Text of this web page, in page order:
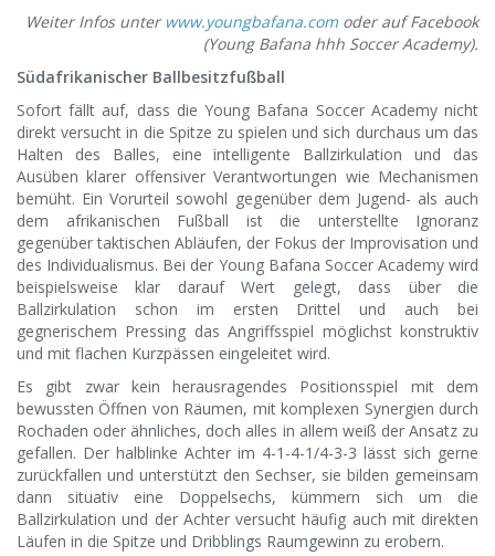
Weiter Infos unter www.youngbafana.comoder auf Facebook
(Young Bafana hhh Soccer Academy).
Südafrikanischer Ballbesitzfußball
Sofort fällt auf, dass die Young Bafana Soccer Academy nicht
direkt versucht in die Spitze zu spielen und sich durchaus um das
Halten des Balles, eine intelligente Ballzirkulation und das
Ausüben klarer offensiver Verantwortungen wie Mechanismen
bemüht. Ein Vorurteil sowohl gegenüber dem Jugend- als auch
dem afrikanischen Fußball ist die unterstellte Ignoranz
gegenüber taktischen Abläufen, der Fokus der Improvisation und
des Individualismus. Bei der Young Bafana Soccer Academy wird
beispielsweise klar darauf Wert gelegt, dass über die
Ballzirkulation schon im ersten Drittel und auch bei
gegnerischem Pressing das Angriffsspiel möglichst konstruktiv
und mit flachen Kurzpässen eingeleitet wird.
Es gibt zwar kein herausragendes Positionsspiel mit dem
bewussten Öffnen von Räumen, mit komplexen Synergien durch
Rochaden oder ähnliches, doch alles in allem weiß der Ansatz zu
gefallen. Der halblinke Achter im 4-1-4-1/4-3-3 lässt sich gerne
zurückfallen und unterstützt den Sechser, sie bilden gemeinsam
dann situativ eine Doppelsechs, kümmern sich um die
Ballzirkulation und der Achter versucht häufig auch mit direkten
Läufen in die Spitze und Dribblings Raumgewinn zu erobern.